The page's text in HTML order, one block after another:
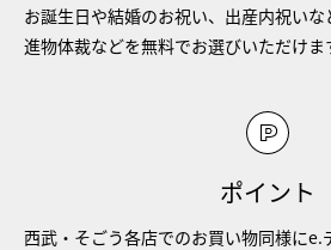
お誕生日や結婚のお祝い、出産内祝い
進物体裁などを無料でお選びいただけま
ポイント
西武・そごう各店でのお買い物同様にe.